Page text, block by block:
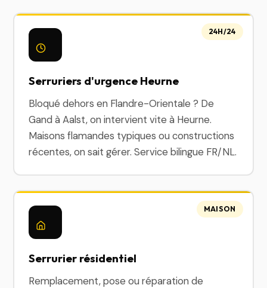
Serruriers d'urgence Heurne
Bloqué dehors en Flandre-Orientale ? De
Gand à Aalst, on intervient vite à Heurne.
Maisons flamandes typiques ou constructions
récentes, on sait gérer. Service bilingue FR/NL.
24H/24
Serrurier résidentiel
Remplacement, pose ou réparation de
MAISON